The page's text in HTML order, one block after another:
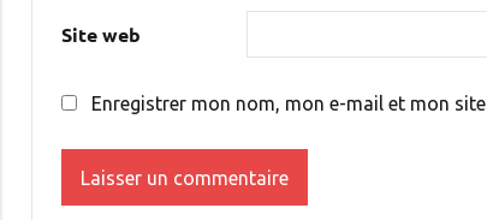
Site web
Enregistrer mon nom, mon e-mail et mon